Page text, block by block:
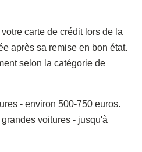
carte de crédit lors de la
après sa remise en bon état.
selon la catégorie de
- environ 500-750 euros.
voitures - jusqu'à